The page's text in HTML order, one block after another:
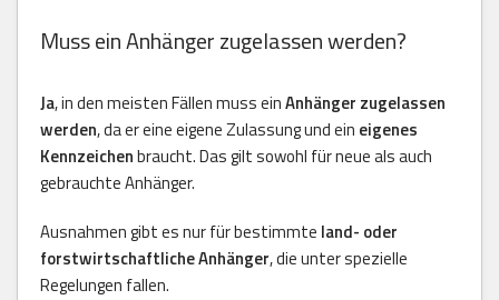
Muss ein Anhänger zugelassen werden?
Ja, in den meisten Fällen muss einAnhänger zugelassen
werden, da er eine eigene Zulassung und ein eigenes
Kennzeichenbraucht. Das gilt sowohl für neue als auch
gebrauchte Anhänger.
Ausnahmen gibt es nur für bestimmte land- oder
forstwirtschaftliche Anhänger, die unter spezielle
Regelungen fallen.